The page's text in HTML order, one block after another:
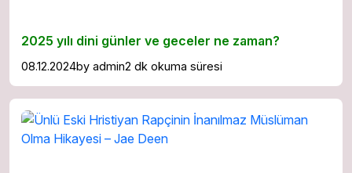
2025 yılı dini günler ve geceler ne zaman?
08.12.2024by admin2 dk okuma süresi